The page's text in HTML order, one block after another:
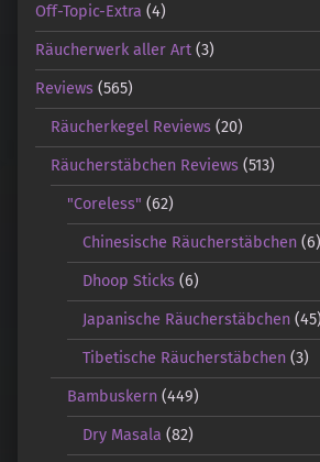
Off-Topic-Extra (4)
Räucherwerk aller Art (3)
Reviews (565)
Räucherkegel Reviews (20)
Räucherstäbchen Reviews (513)
"Coreless" (62)
Chinesische Räucherstäbchen (6)
Dhoop Sticks (6)
Japanische Räucherstäbchen (45)
Tibetische Räucherstäbchen (3)
Bambuskern(449)
Dry Masala (82)